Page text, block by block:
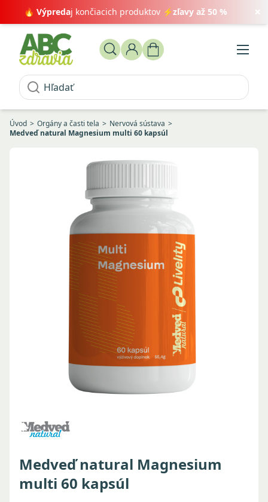
🔥 Výpredaj končiacich produktov ⚡zľavy až 50 % ×
Úvod Orgány a časti tela
Nervová sústava
Medveď natural Magnesium multi 60 kapsúl
Medveď natural Magnesium
multi 60 kapsúl